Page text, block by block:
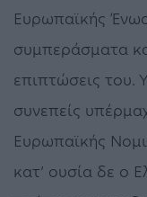
Ευρωπαϊκής
συμπεράσματα
επιπτώσεις του.
συνεπείς
Ευρωπαϊκής
κατ’ ουσία δε ο